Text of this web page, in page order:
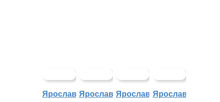
ЯрославскийЯрославцыЯрославцыЯрославские